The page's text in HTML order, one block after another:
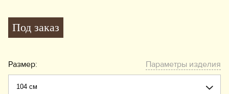
Под заказ
Размер: Параметры изделия